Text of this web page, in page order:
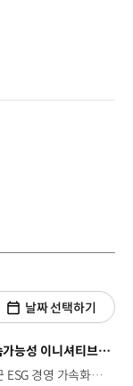
날짜 선택하기
현대차증권, 글로벌 기업 지속가능성 이니셔티브 UNGC 가입
지난 29일, 현대차증권이 최근 ESG 경영 가속화를 위해 '유엔글로벌콤팩트(UNGC)'에 가입하고 서울 중구 UNGC 한국협회에서 가입 증서 전달식을 가졌습니다. UNGC는 지난 2000년 미국 뉴욕에서 발족한 세계 최대의 기업 지속가능성 이니셔티브로 핵심 가치인 인권, 노동, 환경, 반부패 분야의 10대 원칙을 기업 경영에 내재화하도록 지원하며 167개국 약 2만 4천여 개의 회원사가 참여하고 있습니다. 현대차증권은 UNGC의 10대 원칙을 이행하고 경영활동에 적용해 그 성과를 매년 이행보고서를 통해 공유하며 글로벌 수준의 ESG 경영을 실천해 나갈 계획입니다.